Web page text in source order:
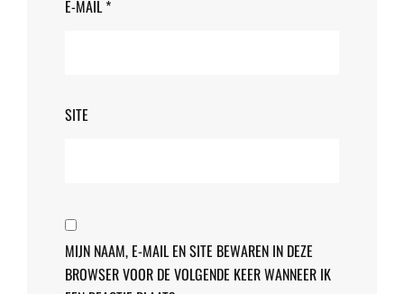
E-MAIL *
SITE
MIJN NAAM, E-MAIL EN SITE BEWAREN IN DEZE
BROWSER VOOR DE VOLGENDE KEER WANNEER IK